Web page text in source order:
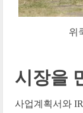
위
시장을
사업계획서와